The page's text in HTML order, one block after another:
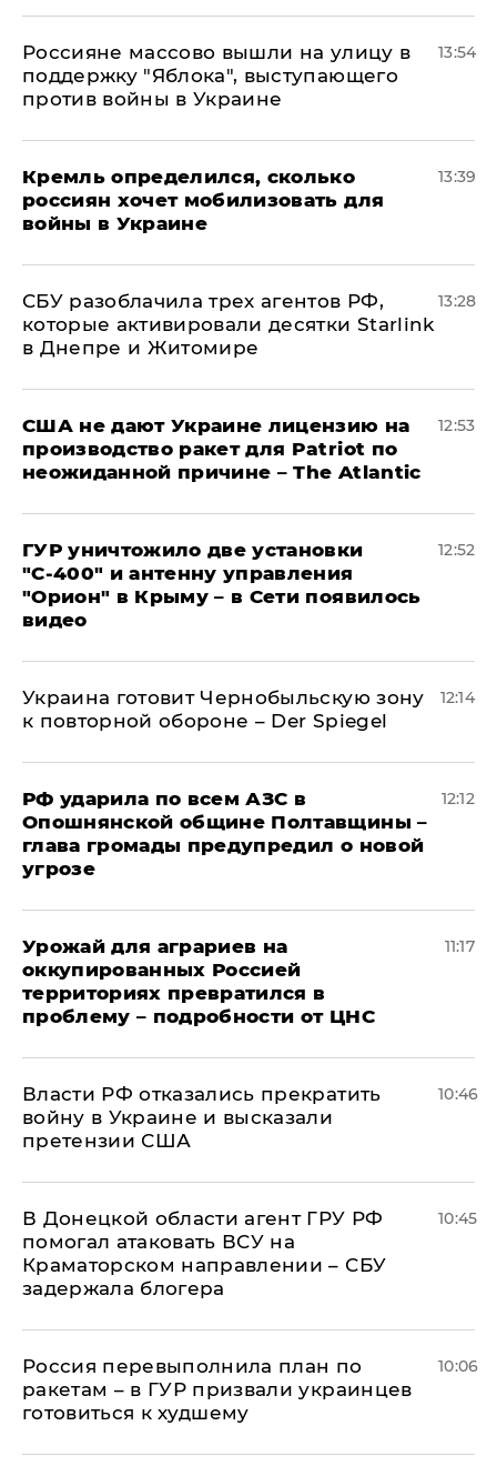
Россияне массово вышли на улицу в
поддержку "Яблока", выступающего
против войны в Украине
13:54
Кремль определился, сколько
россиян хочет мобилизовать для
войны в Украине
13:39
СБУ разоблачила трех агентов РФ,
которые активировали десятки Starlink
в Днепре и Житомире
13:28
США не дают Украине лицензию на
производство ракет для Patriot по
неожиданной причине – The Atlantic
12:53
ГУР уничтожило две установки
"С‑400" и антенну управления
"Орион" в Крыму – в Сети появилось
видео
12:52
Украина готовит Чернобыльскую зону
к повторной обороне – Der Spiegel
12:14
РФ ударила по всем АЗС в
Опошнянской общине Полтавщины –
глава громады предупредил о новой
угрозе
12:12
Урожай для аграриев на
оккупированных Россией
территориях превратился в
проблему – подробности от ЦНС
11:17
Власти РФ отказались прекратить
войну в Украине и высказали
претензии США
10:46
В Донецкой области агент ГРУ РФ
помогал атаковать ВСУ на
Краматорском направлении – СБУ
задержала блогера
10:45
Россия перевыполнила план по
ракетам – в ГУР призвали украинцев
готовиться к худшему
10:06